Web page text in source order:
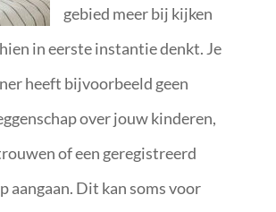
gebied meer bij kijken
in eerste instantie denkt. Je
heeft bijvoorbeeld geen
over jouw kinderen,
of een geregistreerd
aangaan. Dit kan soms voor